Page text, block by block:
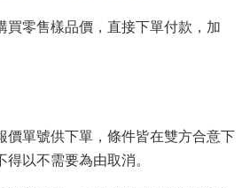
買零售樣品價，直接下單付款，加
價單號供下單，條件皆在雙方合意下
以不需要為由取消。